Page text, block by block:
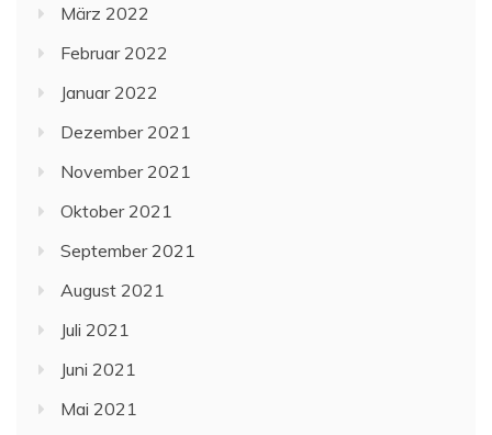
März 2022
Februar 2022
Januar 2022
Dezember 2021
November 2021
Oktober 2021
September 2021
August 2021
Juli 2021
Juni 2021
Mai 2021